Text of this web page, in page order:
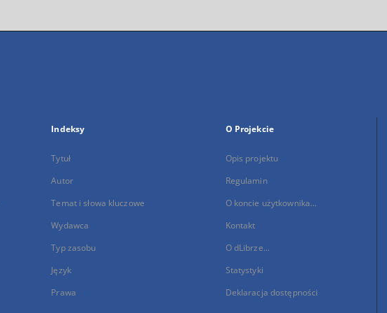
Indeksy
Tytuł
Autor
Temat i słowa kluczowe
Wydawca
Typ zasobu
Język
Prawa
O Projekcie
Opis projektu
Regulamin
O koncie użytkownika...
Kontakt
O dLibrze...
Statystyki
Deklaracja dostępności